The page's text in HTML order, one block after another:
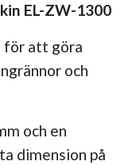
EL-ZW-1300
för att göra
och
och en
dimension på